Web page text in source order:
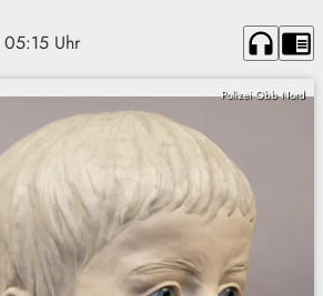
05:15 Uhr headphones chrome_reader_mode
Polizei Obb Nord